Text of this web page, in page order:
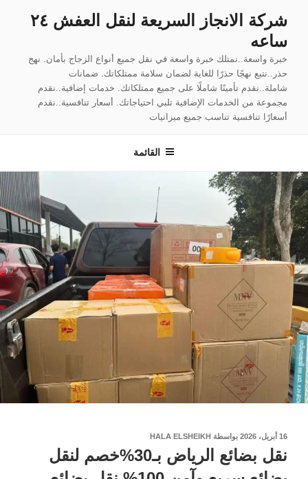
المحتوى
شركة الانجاز السريعة لنقل العفش ٢٤
ساعه
خبرة واسعة..نمتلك خبرة واسعة في نقل جميع أنواع الزجاج بأمان. نهج
حذر..نتبع نهجًا حذرًا للغاية لضمان سلامة ممتلكاتك. ضمانات
شاملة..نقدم تأمينًا شاملًا على جميع ممتلكاتك. خدمات إضافية..نقدم
مجموعة من الخدمات الإضافية تلبي احتياجاتك. أسعار تنافسية..نقدم
أسعارًا تنافسية تناسب جميع ميزانيات
القائمة
نُشر
16 أبريل، 2026 بواسطة HALA ELSHEIKH
نقل بضائع الرياض بـ30%خصم لنقل